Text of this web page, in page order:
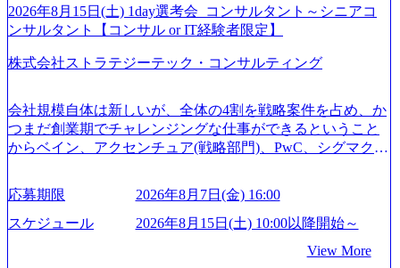
2026年8月15日(土) 1day選考会_コンサルタント～シニアコ
ンサルタント【コンサル or IT経験者限定】
株式会社ストラテジーテック・コンサルティング
会社規模自体は新しいが、全体の4割を戦略案件を占め、か
つまだ創業期でチャレンジングな仕事ができるということ
からベイン、アクセンチュア(戦略部門)、PwC、シグマクシ
が続々ジョインするピュアな戦略を伸ばす新興ファーム。
事業会社機能へ携われる可能性※SaaSプロダクト、地方創
生、メディアなど リモート比率99%、福岡や北海道在中者
業、通信業界に強みがあり、ヘルスケアな業界は広げてい
応募期限
2026年8月7日(金) 16:00
スケジュール
2026年8月15日(土) 10:00以降開始～
View More